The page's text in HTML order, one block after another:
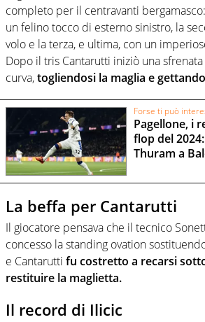
completo per il centravanti
un felino tocco di esterno sinistro, la
volo e la terza, e ultima, con un
Dopo il tris Cantarutti iniziò una
curva,togliendosi la maglia e
Forse ti può
Pagellone, i
flop del
Thuram a
La beffa per Cantarutti
Il giocatore pensava che il tecnico
concesso la standing ovation
e Cantarutti fu costretto a recarsi
restituire la maglietta.
Il record di Ilicic